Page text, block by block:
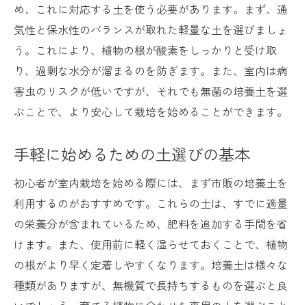
め、これに対応する土を使う必要があります。まず、通
気性と保水性のバランスが取れた軽量な土を選びましょ
う。これにより、植物の根が酸素をしっかりと受け取
り、過剰な水分が溜まるのを防ぎます。また、室内は病
害虫のリスクが低いですが、それでも無菌の培養土を選
ぶことで、より安心して栽培を始めることができます。
手軽に始めるための土選びの基本
初心者が室内栽培を始める際には、まず市販の培養土を
利用するのがおすすめです。これらの土は、すでに適量
の栄養分が含まれているため、肥料を追加する手間を省
けます。また、使用前に軽く湿らせておくことで、植物
の根がより早く定着しやすくなります。培養土は様々な
種類がありますが、無機質で長持ちするものを選ぶと良